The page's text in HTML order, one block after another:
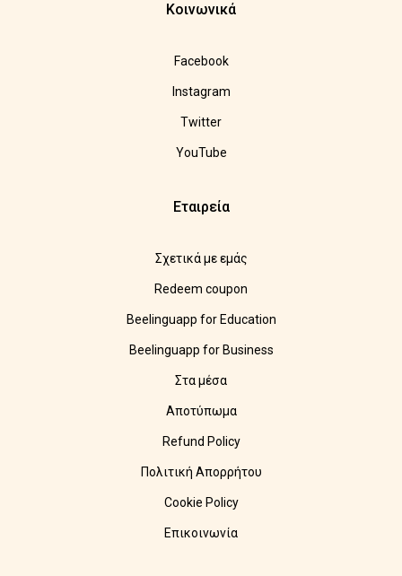
Κοινωνικά
Facebook
Instagram
Twitter
YouTube
Εταιρεία
Σχετικά με εμάς
Redeem coupon
Beelinguapp for Education
Beelinguapp for Business
Στα μέσα
Αποτύπωμα
Refund Policy
Πολιτική Απορρήτου
Cookie Policy
Επικοινωνία